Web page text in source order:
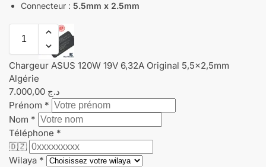
Connecteur : 5.5mm x 2.5mm
Chargeur ASUS 120W 19V 6,32A Original 5,5x2,5mm
Algérie
د.ج
Prénom *
Nom *
Téléphone *
🇩🇿
Wilaya *